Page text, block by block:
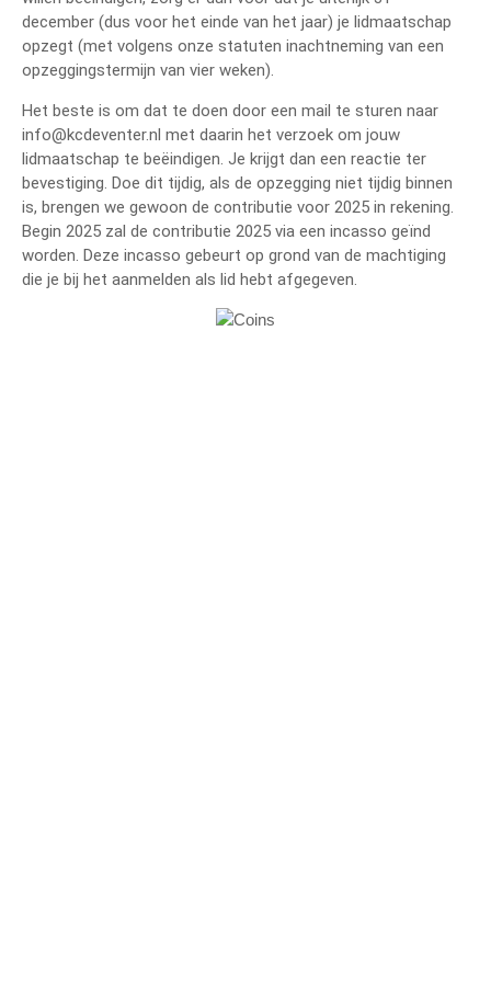
december (dus voor het einde van het jaar) je lidmaatschap
opzegt (met volgens onze statuten inachtneming van een
opzeggingstermijn van vier weken).
Het beste is om dat te doen door een mail te sturen naar
info@kcdeventer.nl met daarin het verzoek om jouw
lidmaatschap te beëindigen. Je krijgt dan een reactie ter
bevestiging. Doe dit tijdig, als de opzegging niet tijdig binnen
is, brengen we gewoon de contributie voor 2025 in rekening.
Begin 2025 zal de contributie 2025 via een incasso geïnd
worden. Deze incasso gebeurt op grond van de machtiging
die je bij het aanmelden als lid hebt afgegeven.